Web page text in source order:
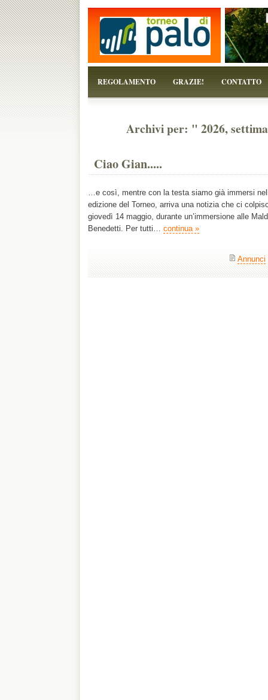
REGOLAMENTO GRAZIE! CONTATTO
Archivi per: " 2026,
Ciao Gian.....
…e così, mentre con la testa siamo già immersi
edizione del Torneo, arriva una notizia che ci
giovedì 14 maggio, durante un’immersione alle
Benedetti. Per tutti… continua »
Annunci